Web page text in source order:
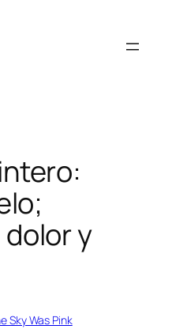
y
Sky Was Pink